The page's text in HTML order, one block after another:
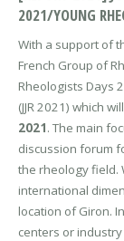
2021/YOUNG
With a support of
French Group of
Rheologists Days
(JJR 2021) which
2021. The main
discussion forum
the rheology field.
international
location of Giron.
centers or